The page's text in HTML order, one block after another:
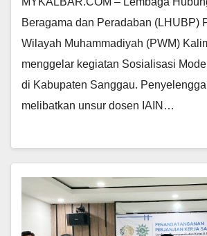
Beragama dan Peradaban (LHUBP)
Wilayah Muhammadiyah (PWM)
menggelar kegiatan Sosialisasi
di Kabupaten Sanggau.
melibatkan unsur dosen IAIN…